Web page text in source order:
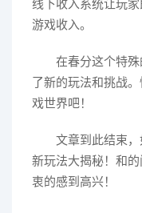
线下收入系统让玩
游戏收入。
在春分这个特
了新的玩法和挑战
戏世界吧！
文章到此结束
新玩法大揭秘！和
衷的感到高兴！